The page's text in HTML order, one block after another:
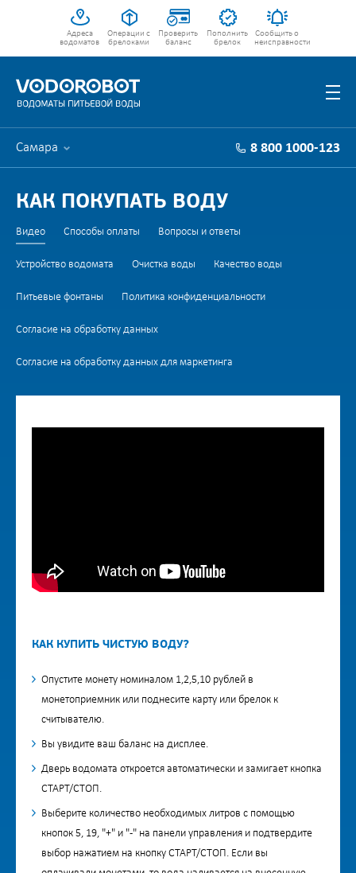
Адреса
водоматов
Операции с
брелоками
Проверить
баланс
Пополнить
брелок
Сообщить о
неисправности
Самара 8 800 1000-123
КАК ПОКУПАТЬ ВОДУ
Видео Способы оплаты Вопросы и ответы
Устройство водомата Очистка воды Качество воды
Питьевые фонтаны Политика конфиденциальности
Согласие на обработку данных
Согласие на обработку данных для маркетинга
КАК КУПИТЬ ЧИСТУЮ ВОДУ?
Опустите монету номиналом 1,2,5,10 рублей в
монетоприемник или поднесите карту или брелок к
считывателю.
Вы увидите ваш баланс на дисплее.
Дверь водомата откроется автоматически и замигает кнопка
СТАРТ/СТОП.
Выберите количество необходимых литров с помощью
кнопок 5, 19, "+" и "-" на панели управления и подтвердите
выбор нажатием на кнопку СТАРТ/СТОП. Если вы